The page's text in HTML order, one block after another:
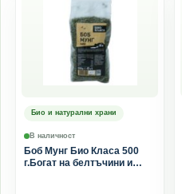
Био и натурални храни
В наличност
Боб Мунг Био Класа 500
г.Богат на белтъчини и